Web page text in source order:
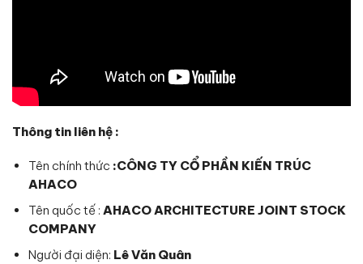
Thông tin liên hệ :
Tên chính thức :CÔNG TY CỔ PHẦN KIẾN TRÚC
AHACO
Tên quốc tế : AHACO ARCHITECTURE JOINT STOCK
COMPANY
Người đại diện: Lê Văn Quân